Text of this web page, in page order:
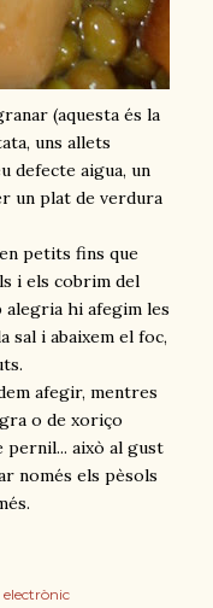
(aquesta és la
uns allets
defecte aigua, un
un plat de verdura
petits fins que
i els cobrim del
alegria hi afegim les
sal i abaixem el foc,
afegir, mentres
o de xoriço
pernil... això al gust
només els pèsols